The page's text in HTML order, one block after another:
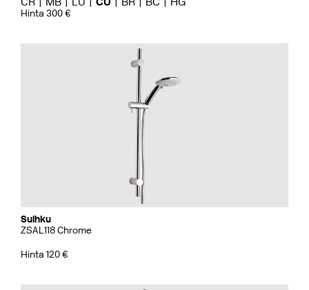
Hinta 300 €
Suihku
ZSAL118 Chrome
Hinta 120 €